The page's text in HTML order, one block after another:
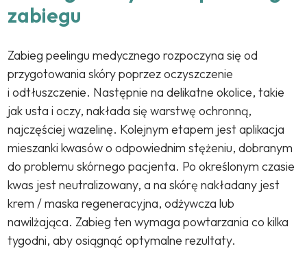
zabiegu
Zabieg peelingu medycznego rozpoczyna się od
przygotowania skóry poprzez oczyszczenie
i odtłuszczenie. Następnie na delikatne okolice, takie
jak usta i oczy, nakłada się warstwę ochronną,
najczęściej wazelinę. Kolejnym etapem jest aplikacja
mieszanki kwasów o odpowiednim stężeniu, dobranym
do problemu skórnego pacjenta. Po określonym czasie
kwas jest neutralizowany, a na skórę nakładany jest
krem / maska regeneracyjna, odżywcza lub
nawilżająca. Zabieg ten wymaga powtarzania co kilka
tygodni, aby osiągnąć optymalne rezultaty.